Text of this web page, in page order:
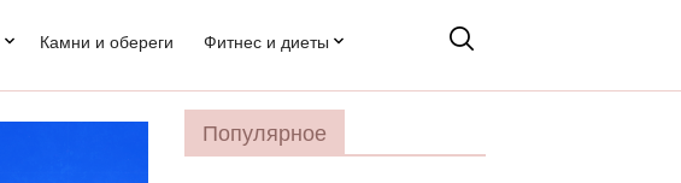
Камни и обереги Фитнес и диеты
Популярное